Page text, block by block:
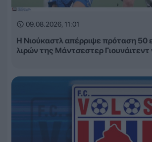
09.08.2026, 11:01
Η Νιούκαστλ απέρριψε πρόταση 50
λιρών της Μάντσεστερ Γιουνάιτεντ